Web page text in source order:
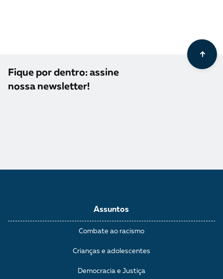
Fique por dentro: assine
nossa newsletter!
Assuntos
Combate ao racismo
Crianças e adolescentes
Democracia e Justiça